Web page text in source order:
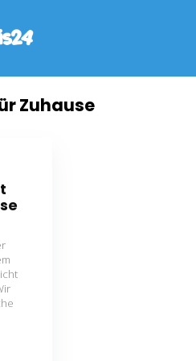
Zuhause